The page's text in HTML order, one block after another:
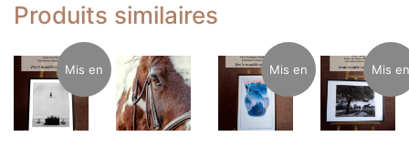
Produits similaires
Mis en
avant
Mis en
avant
Mis en
avant